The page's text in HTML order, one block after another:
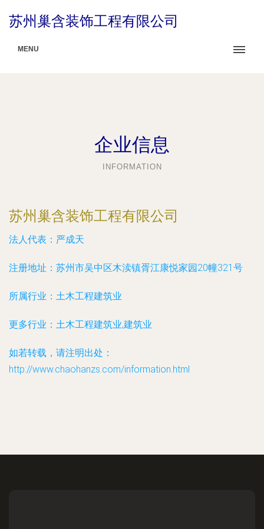
苏州巢含装饰工程有限公司
MENU
企业信息
INFORMATION
苏州巢含装饰工程有限公司
法人代表： 严成天
注册地址： 苏州市吴中区木渎镇胥江康悦家园20幢321号
所属行业： 土木工程建筑业
更多行业： 土木工程建筑业,建筑业
如若转载，请注明出处：
http://www.chaohanzs.com/information.html